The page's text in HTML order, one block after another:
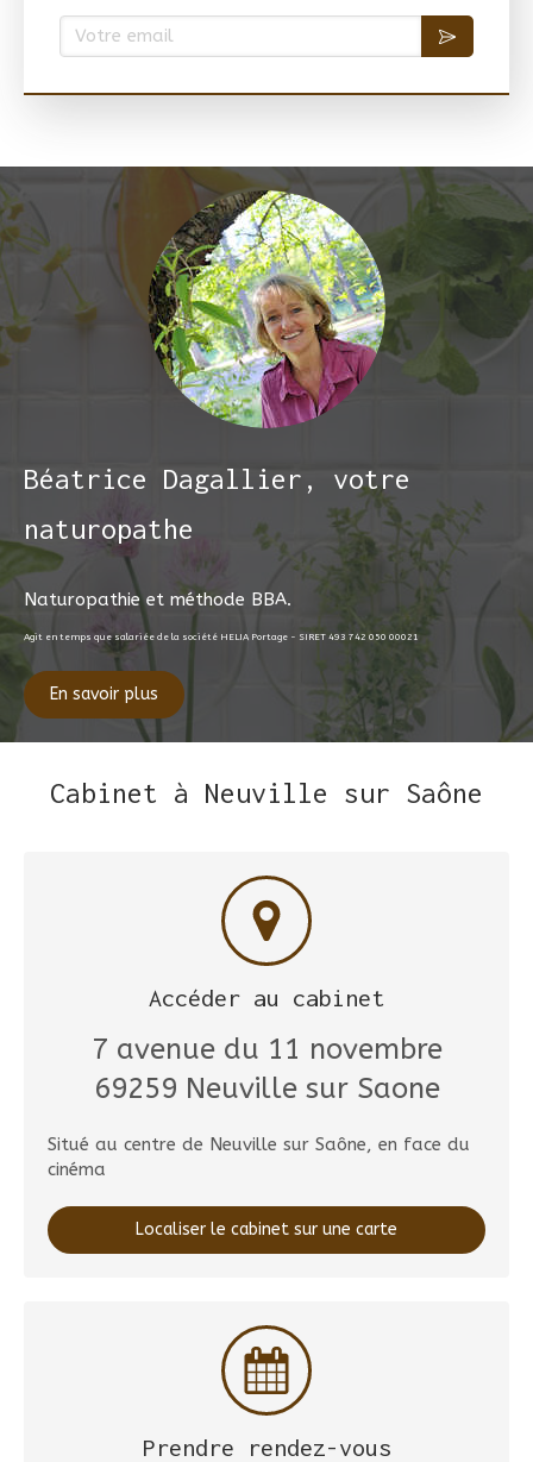
Votre email
Béatrice Dagallier, votre
naturopathe
Naturopathie et méthode BBA.
Agit en temps que salariée de la société HELIA Portage - SIRET 493 742 050 00021
En savoir plus
Cabinet à Neuville sur Saône
Accéder au cabinet
7 avenue du 11 novembre
69259 Neuville sur Saone
Situé au centre de Neuville sur Saône, en face du
cinéma
Localiser le cabinet sur une carte
Prendre rendez-vous